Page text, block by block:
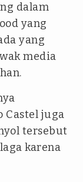
dalam
yang
yang
media
Castel juga
tersebut
karena